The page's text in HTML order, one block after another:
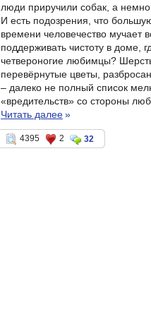
люди приручили собак, а
И есть подозрения, что
времени человечество мучает
поддерживать чистоту в доме,
четвероногие любимцы?
перевёрнутые цветы,
– далеко не полный список
«вредительств» со стороны
Читать далее»
4395 2 32